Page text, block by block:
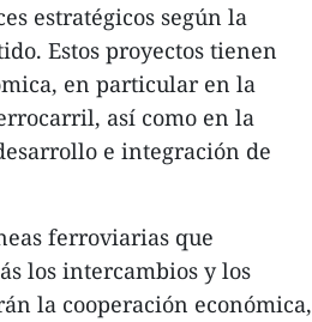
estratégicos según la
Estos proyectos tienen
en particular en la
así como en la
e integración de
ferroviarias que
los intercambios y los
la cooperación económica,